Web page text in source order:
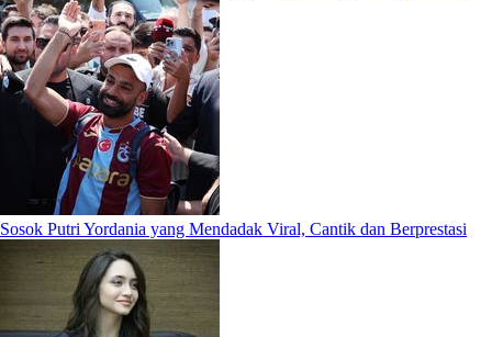
Sosok Putri Yordania yang Mendadak Viral, Cantik dan Berprestasi